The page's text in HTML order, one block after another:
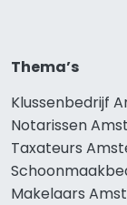
Thema’s
Klussenbedrijf
Notarissen
Taxateurs
Makelaars